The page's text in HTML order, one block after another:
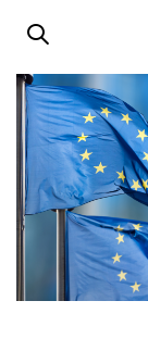
links
primary
navigation
Skip
content